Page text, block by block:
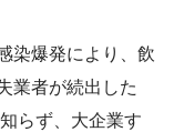
染爆発により、飲
業者が続出した
らず、大企業す